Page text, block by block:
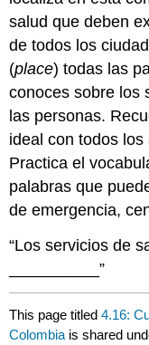
salud que deben
de todos los
(place) todas las
conoces sobre los
las personas.
ideal con todos
Practica el
palabras que
de emergencia,
“Los servicios de
__________”
This page titled4.16:
Colombia is shared